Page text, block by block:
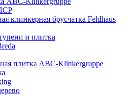
клинкерная брусчатка Feldhaus
и плитка
плитка ABC-Klinkergruppe